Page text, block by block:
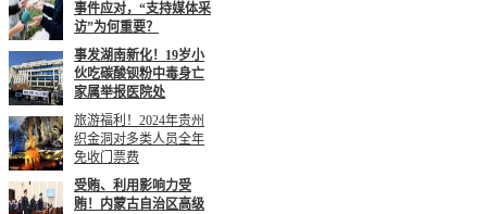
事件应对，“支持媒体采
访”为何重要？
事发湖南新化！19岁小
伙吃碳酸钡粉中毒身亡
家属举报医院处
旅游福利！2024年贵州
织金洞对多类人员全年
免收门票费
受贿、利用影响力受
贿！内蒙古自治区高级